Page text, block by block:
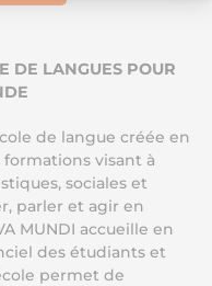
DE LANGUES POUR
de langue créée en
formations visant à
sociales et
parler et agir en
MUNDI accueille en
des étudiants et
permet de